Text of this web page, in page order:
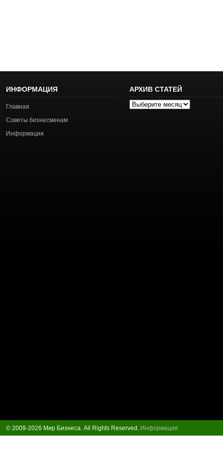
ИНФОРМАЦИЯ
Главная
Советы бизнесменам
Информация
АРХИВ СТАТЕЙ
Архив
© 2009-2026 Мир Бизнеса. All Rights Reserved. Информация